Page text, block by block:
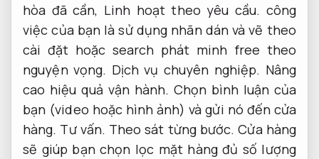
hòa đã cần, Linh hoạt theo yêu cầu. công
việc của bạn là sử dụng nhãn dán và vẽ theo
cài đặt hoặc search phát minh free theo
nguyện vọng. Dịch vụ chuyên nghiệp. Nâng
cao hiệu quả vận hành. Chọn bình luận của
bạn (video hoặc hình ảnh) và gửi nó đến cửa
hàng. Tư vấn. Theo sát từng bước. Cửa hàng
sẽ giúp bạn chọn lọc mặt hàng đủ số lượng